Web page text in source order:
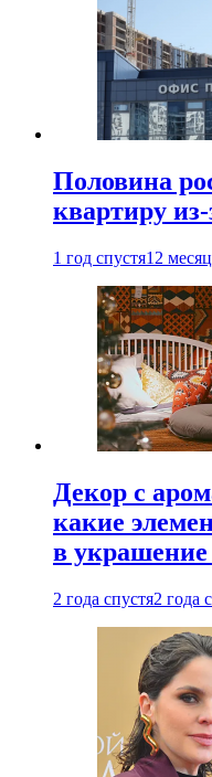
Половина
квартиру
1 год спустя12
Декор с
какие
в украшение
2 года спустя2 года